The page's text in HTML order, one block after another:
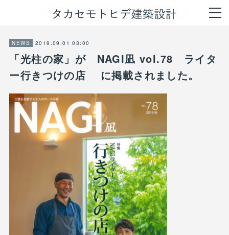
NEWS 2019.09.01 03:00
「光柱の家」が NAGI凪 vol.78 ライタ
ー行きつけの店 に掲載されました。